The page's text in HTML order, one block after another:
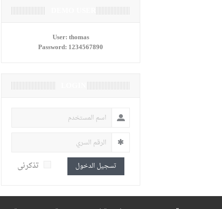
User:thomas
Password: 1234567890
تسجيل الدخول تذكرنى